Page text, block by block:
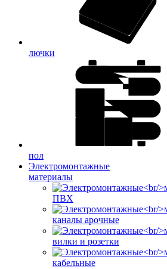
лючки
пол
Электромонтажные
материалы
ПВХ
каналы арочные
вилки и розетки
кабельные